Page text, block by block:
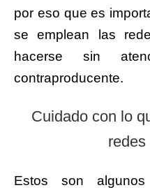
por eso que es
se emplean las
hacerse sin
contraproducente.
Cuidado con lo
Estos son